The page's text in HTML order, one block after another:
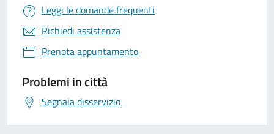
Leggi le domande frequenti
Richiedi assistenza
Prenota appuntamento
Problemi in città
Segnala disservizio